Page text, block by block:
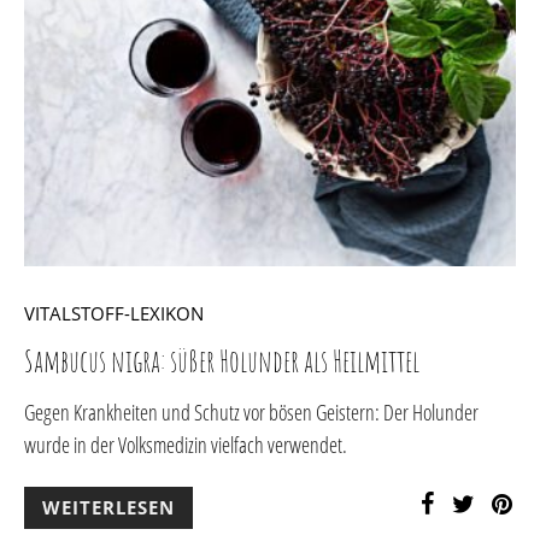
VITALSTOFF-LEXIKON
Sambucus nigra: süßer Holunder als Heilmittel
Gegen Krankheiten und Schutz vor bösen Geistern: Der Holunder
wurde in der Volksmedizin vielfach verwendet.
WEITERLESEN